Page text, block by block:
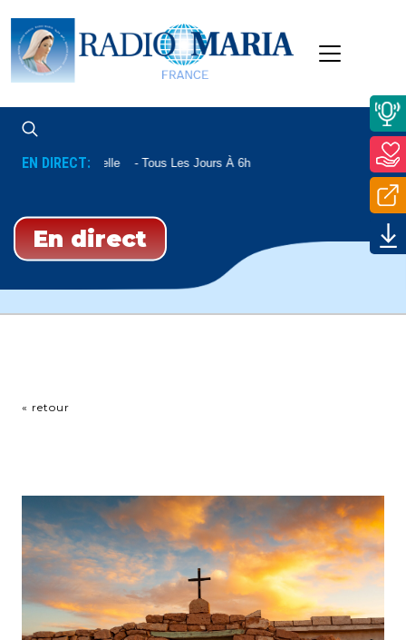
EN DIRECT:
Aube Nouvelle Tous Les Jours À 6h
En direct
« retour